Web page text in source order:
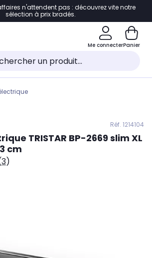
à la navigation
au pied de page
au chatbot
n'attendent pas : découvrez vite notre
sélection à prix bradés.
Me connecterPanier
Réf. 1214104
TRISTAR BP-2669 slim XL
cm
3)